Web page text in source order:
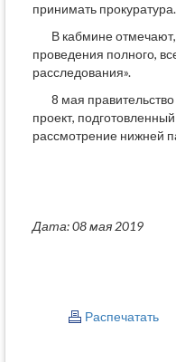
принимать прокуратура.
В кабмине
проведения полного,
расследования».
8 мая
проект,
рассмотрение нижней
Дата: 08 мая 2019
Распечатать